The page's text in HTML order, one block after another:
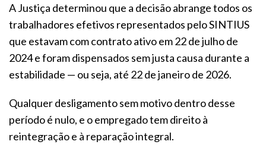
A Justiça determinou que a decisão abrange todos os
trabalhadores efetivos representados pelo SINTIUS
que estavam com contrato ativo em 22 de julho de
2024 e foram dispensados sem justa causa durante a
estabilidade — ou seja, até 22 de janeiro de 2026.
Qualquer desligamento sem motivo dentro desse
período é nulo, e o empregado tem direito à
reintegração e à reparação integral.